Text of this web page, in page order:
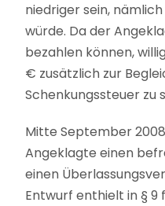
niedriger sein,
würde. Da der
bezahlen können,
€ zusätzlich zur
Schenkungssteuer zu
Mitte September
Angeklagte einen
einen
Entwurf enthielt in § 9